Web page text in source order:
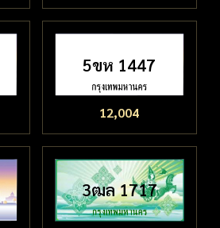
5ขห 1447
12,004
3ฒล 1717